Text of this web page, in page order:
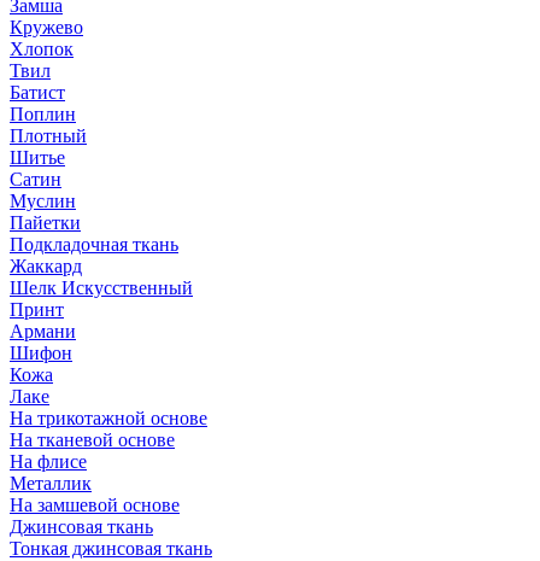
Замша
Кружево
Хлопок
Твил
Батист
Поплин
Плотный
Шитье
Сатин
Муслин
Пайетки
Подкладочная ткань
Жаккард
Шелк Искусственный
Принт
Армани
Шифон
Кожа
Лаке
На трикотажной основе
На тканевой основе
На флисе
Металлик
На замшевой основе
Джинсовая ткань
Тонкая джинсовая ткань